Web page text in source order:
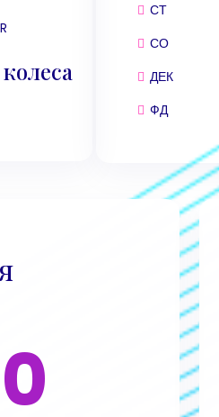
СТ
СО
ДЕК
ФД